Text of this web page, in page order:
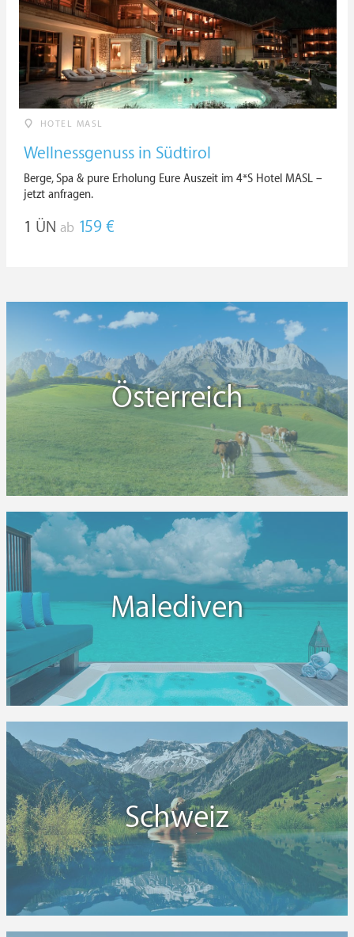
HOTEL MASL
Wellnessgenuss in Südtirol
Berge, Spa & pure Erholung Eure Auszeit im 4*S Hotel MASL –
jetzt anfragen.
1 ÜN ab 159 €
Österreich
Malediven
Schweiz